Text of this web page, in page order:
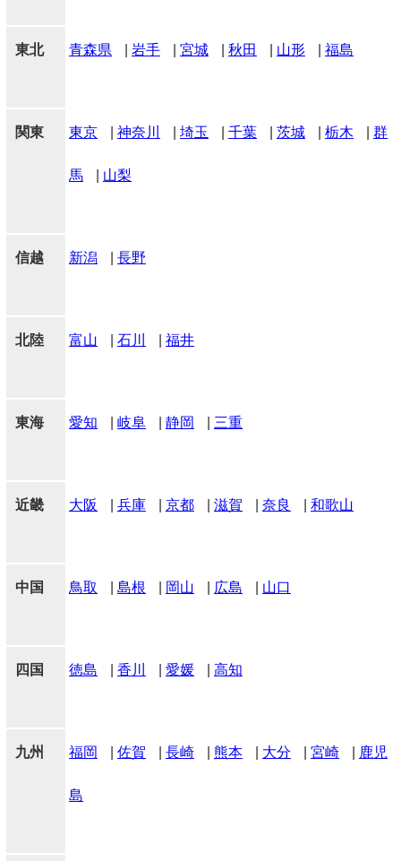
東北 青森県 岩手 宮城 秋田 山形 福島
関東 東京 神奈川 埼玉 千葉 茨城 栃木 群
馬 山梨
信越 新潟 長野
北陸 富山 石川 福井
東海 愛知 岐阜 静岡 三重
近畿 大阪 兵庫 京都 滋賀 奈良 和歌山
中国 鳥取 島根 岡山 広島 山口
四国 徳島 香川 愛媛 高知
九州 福岡 佐賀 長崎 熊本 大分 宮崎 鹿児
島